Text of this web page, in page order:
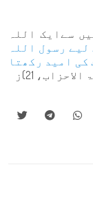
سےایک اللہ
رسول اللہ
امید رکھتا
21)ز